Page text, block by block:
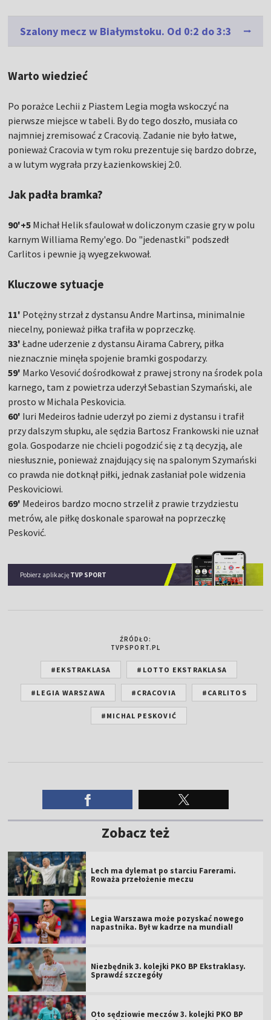
Szalony mecz w Białymstoku. Od 0:2 do 3:3
Warto wiedzieć
Po porażce Lechii z Piastem Legia mogła wskoczyć na
pierwsze miejsce w tabeli. By do tego doszło, musiała co
najmniej zremisować z Cracovią. Zadanie nie było łatwe,
ponieważ Cracovia w tym roku prezentuje się bardzo dobrze,
a w lutym wygrała przy Łazienkowskiej 2:0.
Jak padła bramka?
90'+5 Michał Helik sfaulował w doliczonym czasie gry w polu
karnym Williama Remy'ego. Do "jedenastki" podszedł
Carlitos i pewnie ją wyegzekwował.
Kluczowe sytuacje
11' Potężny strzał z dystansu Andre Martinsa, minimalnie
niecelny, ponieważ piłka trafiła w poprzeczkę.
33' Ładne uderzenie z dystansu Airama Cabrery, piłka
nieznacznie minęła spojenie bramki gospodarzy.
59' Marko Vesović dośrodkował z prawej strony na środek pola
karnego, tam z powietrza uderzył Sebastian Szymański, ale
prosto w Michala Peskovicia.
60' Iuri Medeiros ładnie uderzył po ziemi z dystansu i trafił
przy dalszym słupku, ale sędzia Bartosz Frankowski nie uznał
gola. Gospodarze nie chcieli pogodzić się z tą decyzją, ale
niesłusznie, ponieważ znajdujący się na spalonym Szymański
co prawda nie dotknął piłki, jednak zasłaniał pole widzenia
Peskoviciowi.
69' Medeiros bardzo mocno strzelił z prawie trzydziestu
metrów, ale piłkę doskonale sparował na poprzeczkę
Pesković.
Pobierz aplikację TVP SPORT
ŹRÓDŁO:
TVPSPORT.PL
#EKSTRAKLASA #LOTTO EKSTRAKLASA
#LEGIA WARSZAWA #CRACOVIA #CARLITOS
#MICHAL PESKOVIĆ
Zobacz też
Lech ma dylemat po starciu Farerami.
Roważa przełożenie meczu
Legia Warszawa może pozyskać nowego
napastnika. Był w kadrze na mundial!
Niezbędnik 3. kolejki PKO BP Ekstraklasy.
Sprawdź szczegóły
Oto sędziowie meczów 3. kolejki PKO BP